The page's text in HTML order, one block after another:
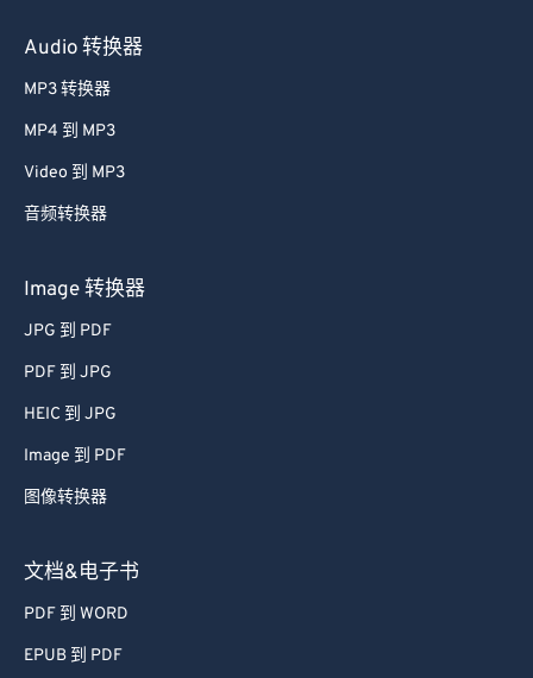
Audio 转换器
MP3 转换器
MP4 到 MP3
Video 到 MP3
音频转换器
Image 转换器
JPG 到 PDF
PDF 到 JPG
HEIC 到 JPG
Image 到 PDF
图像转换器
文档&电子书
PDF 到 WORD
EPUB 到 PDF